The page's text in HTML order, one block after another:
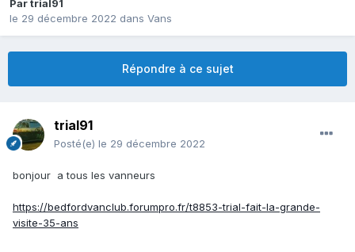
Partrial91
le 29 décembre 2022 dans Vans
Répondre à ce sujet
trial91
Posté(e) le 29 décembre 2022
bonjour a tous les vanneurs
https://bedfordvanclub.forumpro.fr/t8853-trial-fait-la-grande-
visite-35-ans